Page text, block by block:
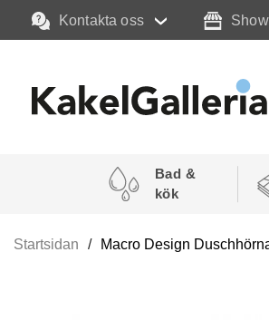
Kontakta oss
Bad &
kök
Startsidan Macro Design